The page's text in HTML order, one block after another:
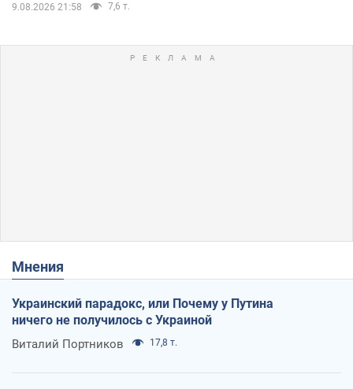
9.08.2026 21:58 7,6 т.
Мнения
Украинский парадокс, или Почему у Путина
ничего не получилось с Украиной
Виталий Портников 17,8 т.